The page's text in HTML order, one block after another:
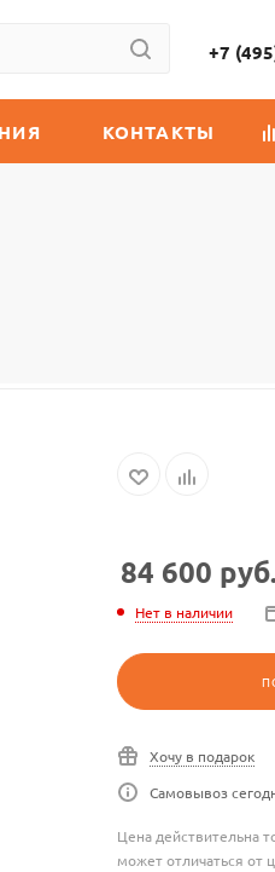
+7
КОНТАКТЫ
84 600 руб.
Нет в наличии
Хочу в подарок
Самовывоз
Цена действительна
может отличаться от